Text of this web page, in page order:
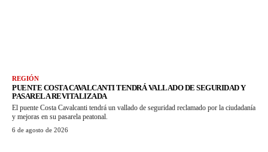
REGIÓN
PUENTE COSTA CAVALCANTI TENDRÁ VALLADO DE SEGURIDAD Y
PASARELA REVITALIZADA
El puente Costa Cavalcanti tendrá un vallado de seguridad reclamado por la ciudadanía
y mejoras en su pasarela peatonal.
6 de agosto de 2026